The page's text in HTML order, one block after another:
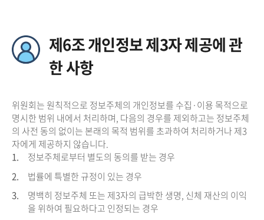
제6조 개인정보 제3자 제공에 관
한 사항
위원회는 원칙적으로 정보주체의 개인정보를 수집·이용 목적으로
명시한 범위 내에서 처리하며, 다음의 경우를 제외하고는 정보주체
의 사전 동의 없이는 본래의 목적 범위를 초과하여 처리하거나 제3
자에게 제공하지 않습니다.
1.
정보주체로부터 별도의 동의를 받는 경우
2.
법률에 특별한 규정이 있는 경우
3.
명백히 정보주체 또는 제3자의 급박한 생명, 신체 재산의 이익
을 위하여 필요하다고 인정되는 경우